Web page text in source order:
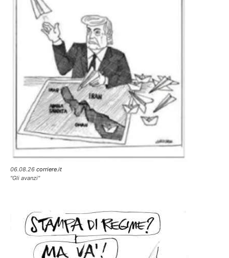
06.08.26 corriere.it
"Gli avanzi"